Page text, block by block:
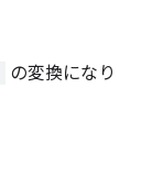
の変換になり